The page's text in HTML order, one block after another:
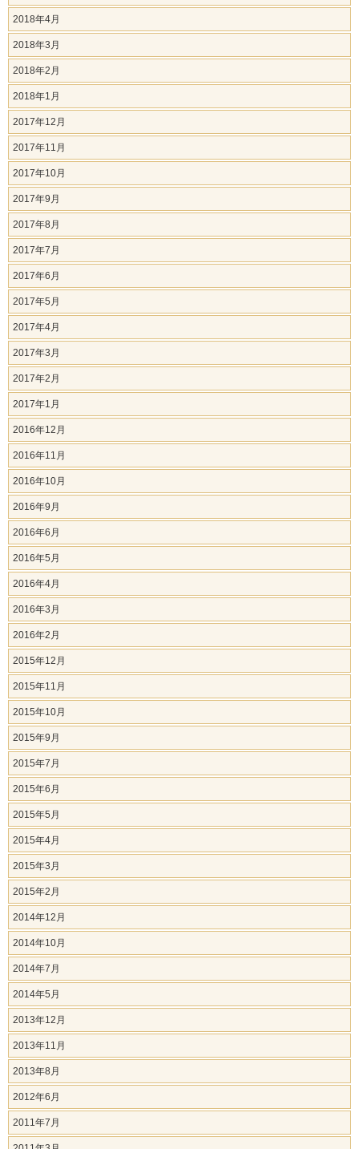
2018年4月
2018年3月
2018年2月
2018年1月
2017年12月
2017年11月
2017年10月
2017年9月
2017年8月
2017年7月
2017年6月
2017年5月
2017年4月
2017年3月
2017年2月
2017年1月
2016年12月
2016年11月
2016年10月
2016年9月
2016年6月
2016年5月
2016年4月
2016年3月
2016年2月
2015年12月
2015年11月
2015年10月
2015年9月
2015年7月
2015年6月
2015年5月
2015年4月
2015年3月
2015年2月
2014年12月
2014年10月
2014年7月
2014年5月
2013年12月
2013年11月
2013年8月
2012年6月
2011年7月